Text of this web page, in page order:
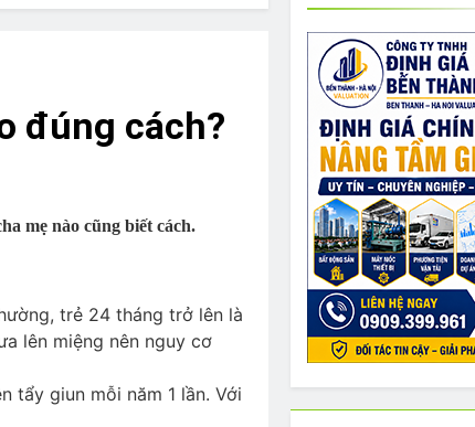
The Ultimate Guide to What Bulldogs Can
Can Bulldogs Run Long Distances?
7 Năm Ago
How Often Do I Need to Groom My
đúng cách?
mẹ nào cũng biết cách.
trẻ 24 tháng trở lên là
lên miệng nên nguy cơ
tẩy giun mỗi năm 1 lần. Với